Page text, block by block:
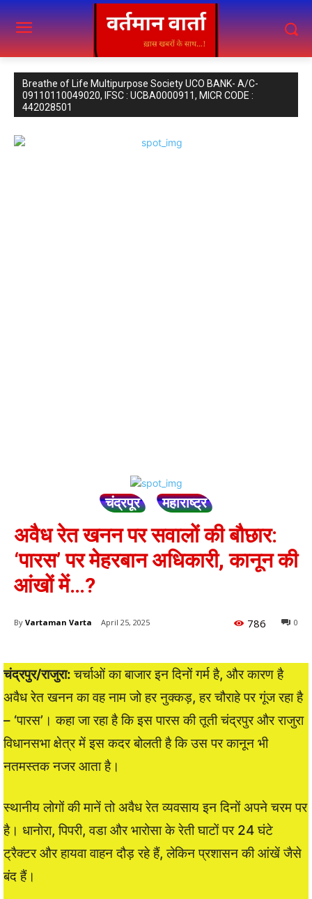
Breathe of Life Multipurpose Society UCO BANK- A/C-
09110110049020, IFSC : UCBA0000911, MICR CODE :
442028501
चंद्रपूर महाराष्ट्र
अवैध रेत खनन पर सवालों की बौछार:
‘पारस’ पर मेहरबान अधिकारी, कानून की
आंखों में…?
By Vartaman Varta April 25, 2025 0
786
चंद्रपुर/राजुरा:चर्चाओं का बाजार इन दिनों गर्म है, और कारण है
अवैध रेत खनन का वह नाम जो हर नुक्कड़, हर चौराहे पर गूंज रहा है
– ‘पारस’। कहा जा रहा है कि इस पारस की तूती चंद्रपुर और राजुरा
विधानसभा क्षेत्र में इस कदर बोलती है कि उस पर कानून भी
नतमस्तक नजर आता है।
स्थानीय लोगों की मानें तो अवैध रेत व्यवसाय इन दिनों अपने चरम पर
है। धानोरा, पिपरी, वडा और भारोसा के रेती घाटों पर 24 घंटे
ट्रैक्टर और हायवा वाहन दौड़ रहे हैं, लेकिन प्रशासन की आंखें जैसे
बंद हैं।